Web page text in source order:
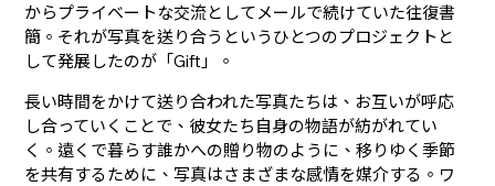
からプライベートな交流としてメールで続けていた往復書
簡。それが写真を送り合うというひとつのプロジェクトと
して発展したのが「Gift」。
長い時間をかけて送り合われた写真たちは、お互いが呼応
し合っていくことで、彼女たち自身の物語が紡がれてい
く。遠くで暮らす誰かへの贈り物のように、移りゆく季節
を共有するために、写真はさまざまな感情を媒介する。ワ